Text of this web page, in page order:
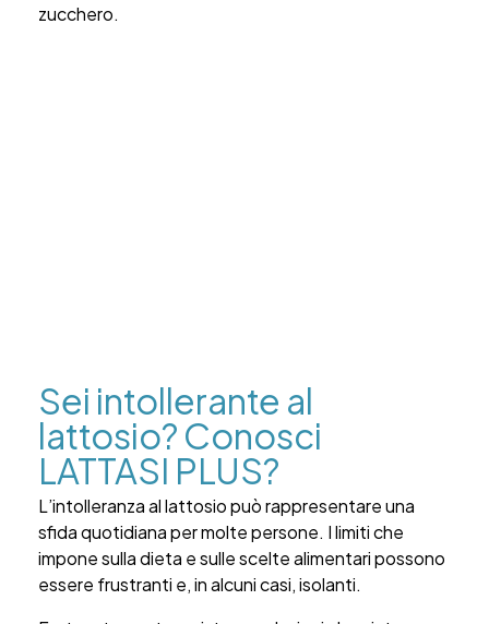
zucchero.
Sei intollerante al
lattosio? Conosci
LATTASI PLUS?
L’intolleranza al lattosio può rappresentare una
sfida quotidiana per molte persone. I limiti che
impone sulla dieta e sulle scelte alimentari possono
essere frustranti e, in alcuni casi, isolanti.